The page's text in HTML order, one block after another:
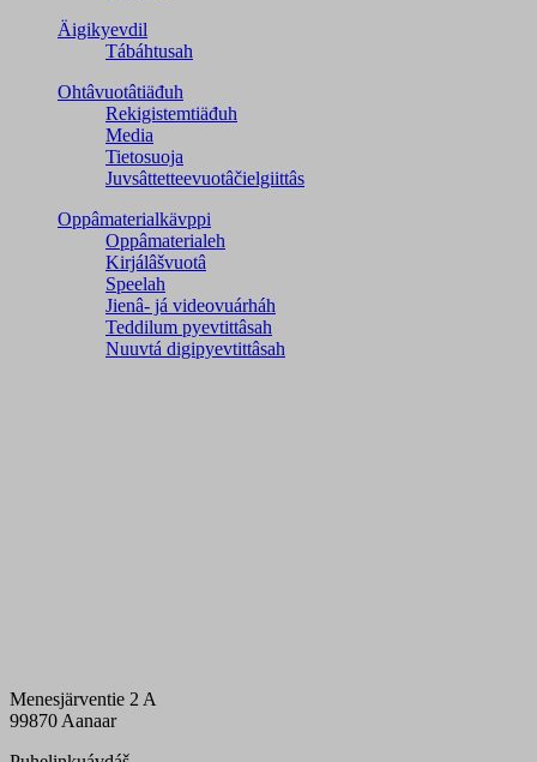
Äigikyevdil
Tábáhtusah
Ohtâvuotâtiäđuh
Rekigistemtiäđuh
Media
Tietosuoja
Juvsâttetteevuotâčielgiittâs
Oppâmaterialkävppi
Oppâmaterialeh
Kirjálâšvuotâ
Speelah
Jienâ- já videovuárháh
Teddilum pyevtittâsah
Nuuvtá digipyevtittâsah
Menesjärventie 2 A
99870 Aanaar